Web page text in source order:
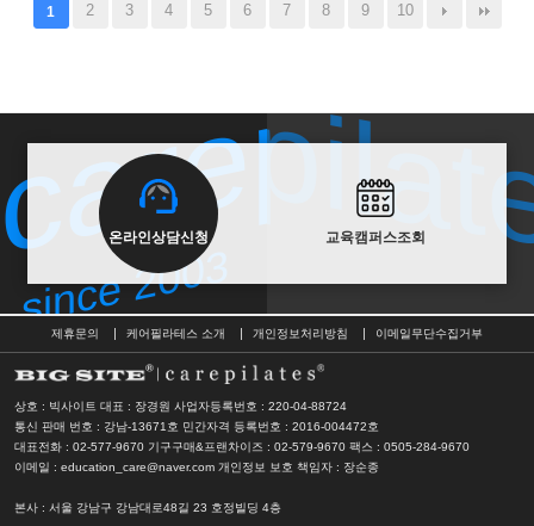
1 2 3 4 5 6 7 8 9 10
온라인상담신청 교육캠퍼스조회
since 2003
since 2003
제휴문의 케어필라테스 소개 개인정보처리방침 이메일무단수집거부
상호 : 빅사이트 대표 : 장경원 사업자등록번호 : 220-04-88724
통신 판매 번호 : 강남-13671호 민간자격 등록번호 : 2016-004472호
대표전화 : 02-577-9670 기구구매&프랜차이즈 : 02-579-9670 팩스 : 0505-284-9670
이메일 : education_care@naver.com 개인정보 보호 책임자 : 장순종
본사 : 서울 강남구 강남대로48길 23 호정빌딩 4층